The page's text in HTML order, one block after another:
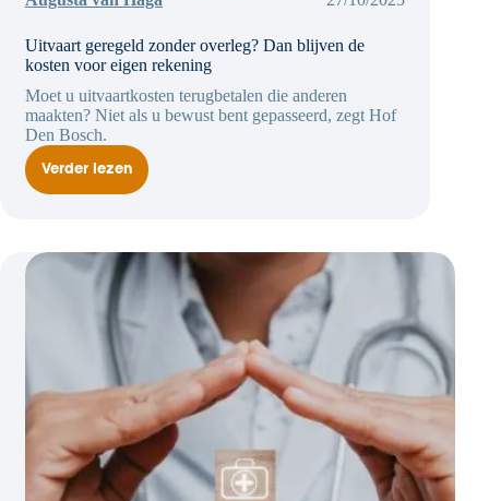
Uitvaart geregeld zonder overleg? Dan blijven de
kosten voor eigen rekening
Moet u uitvaartkosten terugbetalen die anderen
maakten? Niet als u bewust bent gepasseerd, zegt Hof
Den Bosch.
Verder lezen
Uitvaart
geregeld
de
kosten